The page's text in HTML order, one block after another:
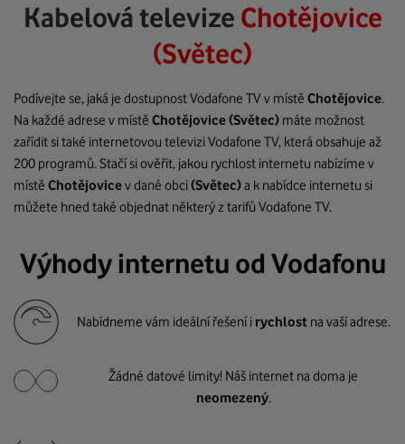
Kabelová televize Chotějovice
(Světec)
Podívejte se, jaká je dostupnost Vodafone TV v místě Chotějovice.
Na každé adrese v místě Chotějovice(Světec) máte možnost
zařídit si také internetovou televizi Vodafone TV, která obsahuje až
200 programů. Stačí si ověřit, jakou rychlost internetu nabízíme v
místě Chotějovicev dané obci(Světec)a k nabídce internetu si
můžete hned také objednat některý z tarifů Vodafone TV.
Výhody internetu od Vodafonu
Nabídneme vám ideální řešení i rychlost na vaší adrese.
Žádné datové limity! Náš internet na doma je
neomezený.